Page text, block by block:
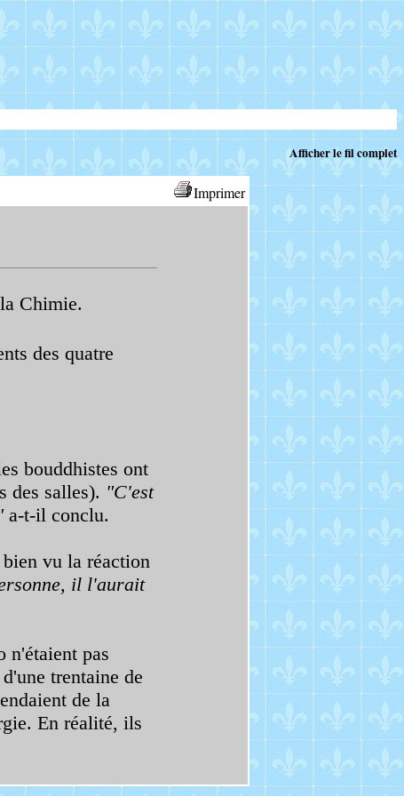
Afficher le fil complet
Imprimer
Chimie.
des quatre
bouddhistes ont
des salles). "C'est
a-t-il conclu.
vu la réaction
il l'aurait
n'étaient pas
trentaine de
de la
En réalité, ils